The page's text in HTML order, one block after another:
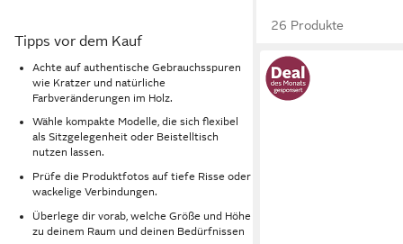
Tipps vor dem Kauf
Achte auf authentische Gebrauchsspuren
wie Kratzer und natürliche
Farbveränderungen im Holz.
Wähle kompakte Modelle, die sich flexibel
als Sitzgelegenheit oder Beistelltisch
nutzen lassen.
Prüfe die Produktfotos auf tiefe Risse oder
wackelige Verbindungen.
Überlege dir vorab, welche Größe und Höhe
zu deinem Raum und deinen Bedürfnissen
26 Produkte